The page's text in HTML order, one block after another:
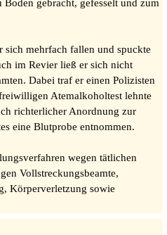
gebracht, gefesselt und zum
sich mehrfach fallen und spuckte
im Revier ließ er sich nicht
Dabei traf er einen Polizisten
Atemalkoholtest lehnte
richterlicher Anordnung zur
eine Blutprobe entnommen.
wegen tätlichen
Vollstreckungsbeamte,
Körperverletzung sowie